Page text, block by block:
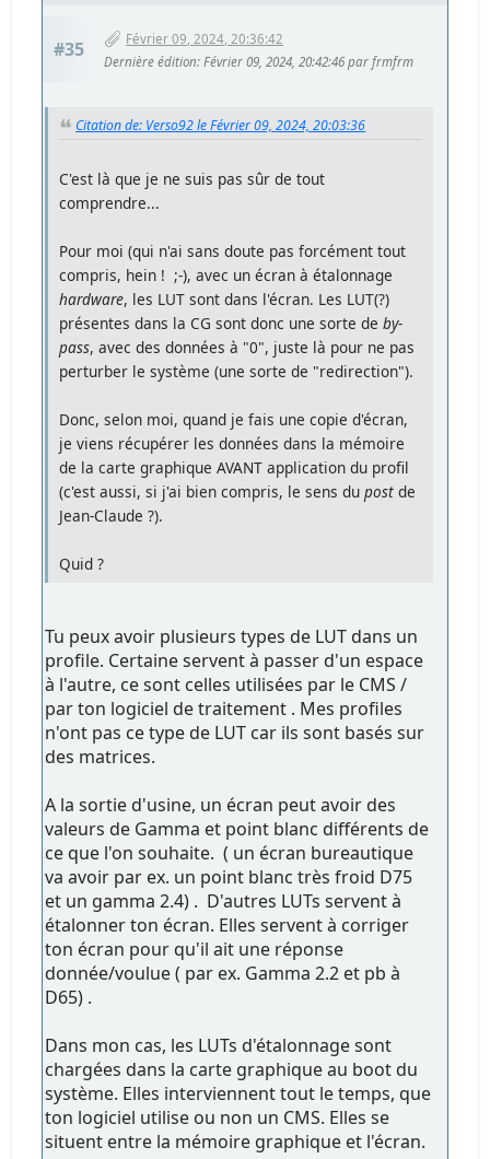
#35
Février 09, 2024, 20:36:42
Dernière édition: Février 09, 2024, 20:42:46 par frmfrm
Citation de: Verso92 le Février 09, 2024, 20:03:36
C'est là que je ne suis pas sûr de tout
comprendre...
Pour moi (qui n'ai sans doute pas forcément tout
compris, hein ! ;-), avec un écran à étalonnage
hardware, les LUT sont dans l'écran. Les LUT(?)
présentes dans la CG sont donc une sorte deby-
pass, avec des données à "0", juste là pour ne pas
perturber le système (une sorte de "redirection").
Donc, selon moi, quand je fais une copie d'écran,
je viens récupérer les données dans la mémoire
de la carte graphique AVANT application du profil
(c'est aussi, si j'ai bien compris, le sens dupost de
Jean-Claude ?).
Quid ?
Tu peux avoir plusieurs types de LUT dans un
profile. Certaine servent à passer d'un espace
à l'autre, ce sont celles utilisées par le CMS /
par ton logiciel de traitement . Mes profiles
n'ont pas ce type de LUT car ils sont basés sur
des matrices.
A la sortie d'usine, un écran peut avoir des
valeurs de Gamma et point blanc différents de
ce que l'on souhaite. ( un écran bureautique
va avoir par ex. un point blanc très froid D75
et un gamma 2.4) . D'autres LUTs servent à
étalonner ton écran. Elles servent à corriger
ton écran pour qu'il ait une réponse
donnée/voulue ( par ex. Gamma 2.2 et pb à
D65) .
Dans mon cas, les LUTs d'étalonnage sont
chargées dans la carte graphique au boot du
système. Elles interviennent tout le temps, que
ton logiciel utilise ou non un CMS. Elles se
situent entre la mémoire graphique et l'écran.